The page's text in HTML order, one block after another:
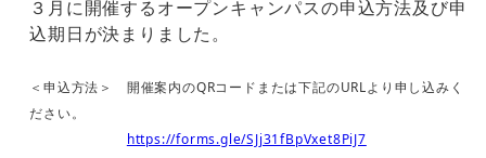
３月に開催するオープンキャンパスの申込方法及び申
込期日が決まりました。
＜申込方法＞ 開催案内のQRコードまたは下記のURLより申し込みく
ださい。
https://forms.gle/SJj31fBpVxet8PiJ7